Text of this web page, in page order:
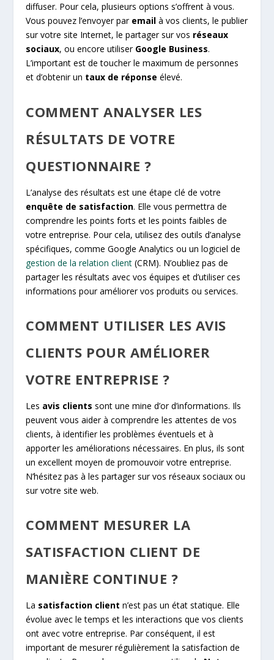
diffuser. Pour cela, plusieurs options s’offrent à vous.
Vous pouvez l’envoyer par email à vos clients, le publier
sur votre site Internet, le partager sur vos réseaux
sociaux, ou encore utiliser Google Business.
L’important est de toucher le maximum de personnes
et d’obtenir un taux de réponse élevé.
COMMENT ANALYSER LES
RÉSULTATS DE VOTRE
QUESTIONNAIRE ?
L’analyse des résultats est une étape clé de votre
enquête de satisfaction. Elle vous permettra de
comprendre les points forts et les points faibles de
votre entreprise. Pour cela, utilisez des outils d’analyse
spécifiques, comme Google Analytics ou un logiciel de
gestion de la relation client (CRM). N’oubliez pas de
partager les résultats avec vos équipes et d’utiliser ces
informations pour améliorer vos produits ou services.
COMMENT UTILISER LES AVIS
CLIENTS POUR AMÉLIORER
VOTRE ENTREPRISE ?
Les avis clients sont une mine d’or d’informations. Ils
peuvent vous aider à comprendre les attentes de vos
clients, à identifier les problèmes éventuels et à
apporter les améliorations nécessaires. En plus, ils sont
un excellent moyen de promouvoir votre entreprise.
N’hésitez pas à les partager sur vos réseaux sociaux ou
sur votre site web.
COMMENT MESURER LA
SATISFACTION CLIENT DE
MANIÈRE CONTINUE ?
La satisfaction client n’est pas un état statique. Elle
évolue avec le temps et les interactions que vos clients
ont avec votre entreprise. Par conséquent, il est
important de mesurer régulièrement la satisfaction de